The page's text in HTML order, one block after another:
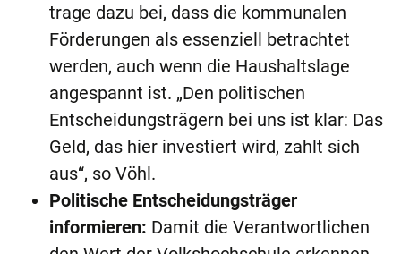
trage dazu bei, dass die kommunalen
Förderungen als essenziell betrachtet
werden, auch wenn die Haushaltslage
angespannt ist. „Den politischen
Entscheidungsträgern bei uns ist klar: Das
Geld, das hier investiert wird, zahlt sich
aus“, so Vöhl.
Politische Entscheidungsträger
informieren: Damit die Verantwortlichen